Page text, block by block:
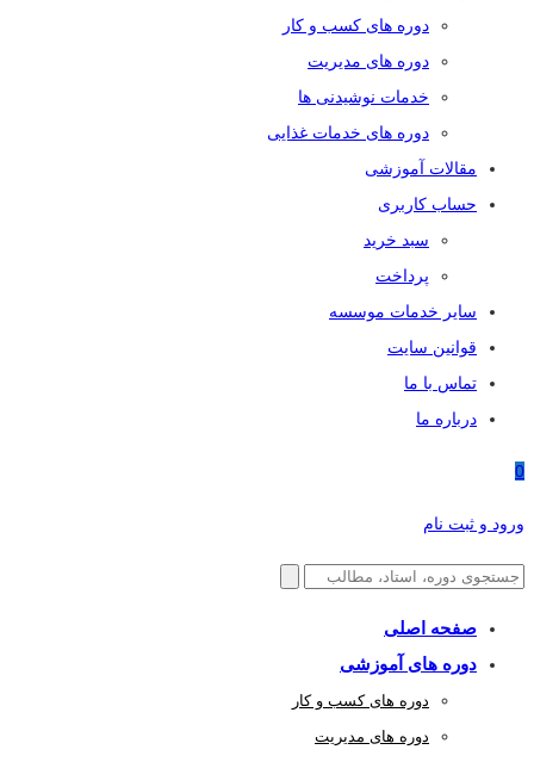
دوره های کسب و کار
دوره های مدیریت
خدمات نوشیدنی ها
دوره های خدمات غذایی
مقالات آموزشی
حساب کاربری
سبد خرید
پرداخت
سایر خدمات موسسه
قوانین سایت
تماس با ما
درباره ما
0
ورود و ثبت نام
صفحه اصلی
دوره های آموزشی
دوره های کسب و کار
دوره های مدیریت